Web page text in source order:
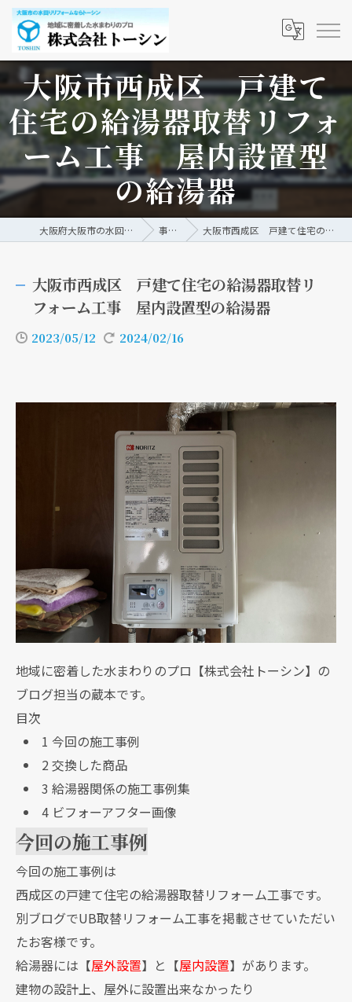
大阪市西成区 戸建て
住宅の給湯器取替リフォ
ーム工事 屋内設置型
の給湯器
大阪府大阪市の水回りリフォームなら株式会社トーシン 事例/ブログ 大阪市西成区 戸建て住宅の給湯器取替リフォーム工事 屋内設置型の給湯器
大阪市西成区 戸建て住宅の給湯器取替リ
フォーム工事 屋内設置型の給湯器
2023/05/12 2024/02/16
地域に密着した水まわりのプロ【株式会社トーシン】の
ブログ担当の蔵本です。
目次
1 今回の施工事例
2交換した商品
3 給湯器関係の施工事例集
4ビフォーアフター画像
今回の施工事例
今回の施工事例は
西成区の戸建て住宅の給湯器取替リフォーム工事です。
別ブログでUB取替リフォーム工事を掲載させていただい
たお客様です。
給湯器には【屋外設置】と【屋内設置】があります。
建物の設計上、屋外に設置出来なかったり